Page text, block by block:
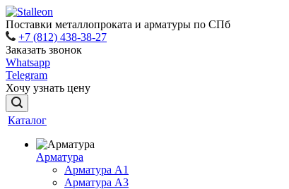
Поставки металлопроката и арматуры по СПб
+7 (812) 438-38-27
Заказать звонок
Whatsapp
Telegram
Хочу узнать цену
Каталог
Арматура
Арматура A1
Арматура А3